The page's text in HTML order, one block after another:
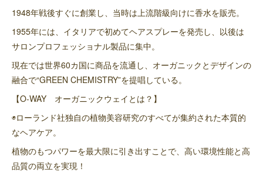
1948年戦後すぐに創業し、当時は上流階級向けに香水を販売。
1955年には、イタリアで初めてヘアスプレーを発売し、以後は
サロンプロフェッショナル製品に集中。
現在では世界60カ国に商品を流通し、オーガニックとデザインの
融合で“GREEN CHEMISTRY”を提唱している。
【O-WAY オーガニックウェイとは？】
◉ローランド社独自の植物美容研究のすべてが集約された本質的
なヘアケア。
植物のもつパワーを最大限に引き出すことで、高い環境性能と高
品質の両立を実現！